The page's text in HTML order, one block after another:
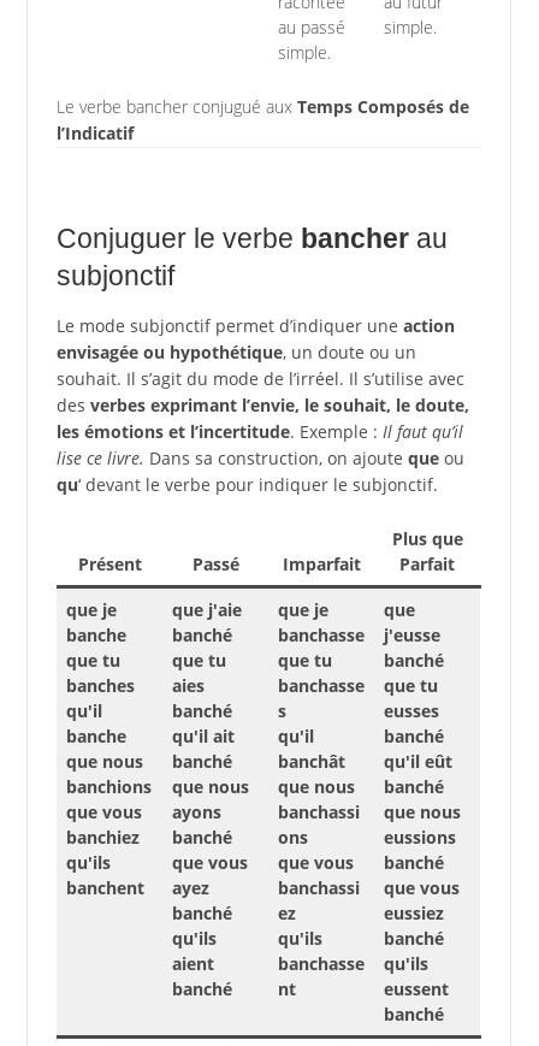
au passé
simple.
simple.
Le verbe bancher conjugué aux Temps Composés de
l’Indicatif
Conjuguer le verbe bancherau
subjonctif
Le mode subjonctif permet d’indiquer une action
envisagée ou hypothétique, un doute ou un
souhait. Il s’agit du mode de l’irréel. Il s’utilise avec
des verbes exprimant l’envie, le souhait, le doute,
les émotions et l’incertitude. Exemple : Il faut qu’il
lise ce livre. Dans sa construction, on ajoute queou
qu‘ devant le verbe pour indiquer le subjonctif.
Présent Passé Imparfait
Plus que
Parfait
que je
banche
que tu
banches
qu'il
banche
que nous
banchions
que vous
banchiez
qu'ils
banchent
que j'aie
banché
que tu
aies
banché
qu'il ait
banché
que nous
ayons
banché
que vous
ayez
banché
qu'ils
aient
banché
que je
banchasse
que tu
banchasse
s
qu'il
banchât
que nous
banchassi
ons
que vous
banchassi
ez
qu'ils
banchasse
nt
que
j'eusse
banché
que tu
eusses
banché
qu'il eût
banché
que nous
eussions
banché
que vous
eussiez
banché
qu'ils
eussent
banché